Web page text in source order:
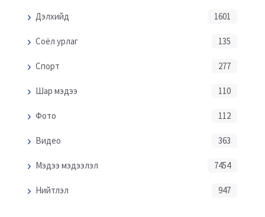
Дэлхийд 1601
Соёл урлаг 135
Спорт 277
Шар мэдээ 110
Фото 112
Видео 363
Мэдээ мэдээлэл 7454
Нийтлэл 947